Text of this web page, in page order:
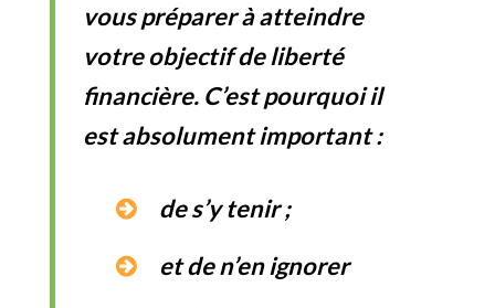
vous préparer à atteindre
votre objectif de liberté
financière. C’est pourquoi il
est absolument important :
de s’y tenir ;
et de n’en ignorer